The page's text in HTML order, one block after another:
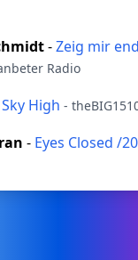
-Zeig mir
Radio
Sky High -
- Eyes Closed /